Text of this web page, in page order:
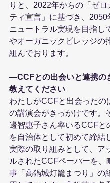
りと、2022年からの「ゼロ
ティ宣言」に基づき、2050
ニュートラル実現を目指し
やオーガニックビレッジの
組んでおります。
―CCFとの出会いと連携の
教えてください
わたしがCCFと出会ったの
の講演会がきっかけです。
邊智惠子さん率いるCCFと
を自治体として初めて締結
実際の取り組みとして、ア
ルされたCCFペーパーを、
事「高鍋城灯籠まつり」の